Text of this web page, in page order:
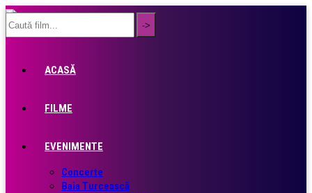
ACASĂ
FILME
EVENIMENTE
Concerte
Baia Turcească